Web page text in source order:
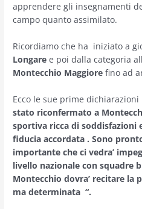
apprendere gli insegnamenti
campo quanto assimilato.
Ricordiamo che ha iniziato a
Longaree poi dalla categoria
Montecchio Maggiore fino ad
Ecco le sue prime
stato riconfermato a
sportiva ricca di soddisfazioni
fiducia accordata . Sono
importante che ci vedra’
livello nazionale con squadre
Montecchio dovra’ recitare la
ma determinata “.